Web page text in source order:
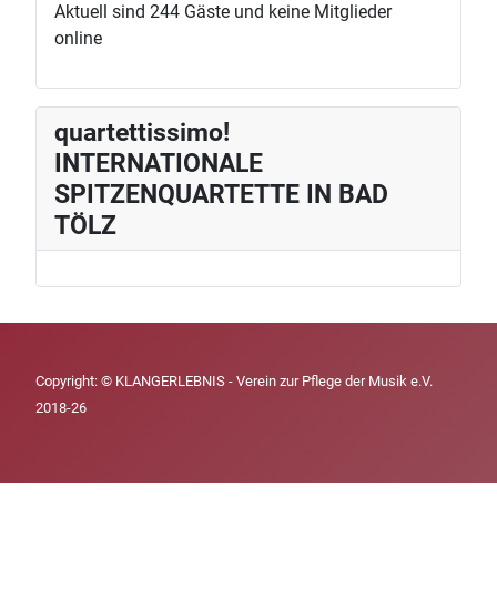
Aktuell sind 244 Gäste und keine Mitglieder
online
quartettissimo!
INTERNATIONALE
SPITZENQUARTETTE IN BAD
TÖLZ
Copyright: © KLANGERLEBNIS - Verein zur Pflege der Musik e.V.
2018-26